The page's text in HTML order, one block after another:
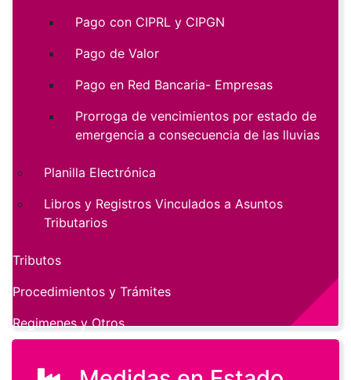
Pago con CIPRL y CIPGN
Pago de Valor
Pago en Red Bancaria- Empresas
Prorroga de vencimientos por estado de
emergencia a consecuencia de las lluvias
Planilla Electrónica
Libros y Registros Vinculados a Asuntos
Tributarios
Tributos
Procedimientos y Trámites
Regimenes y Otros